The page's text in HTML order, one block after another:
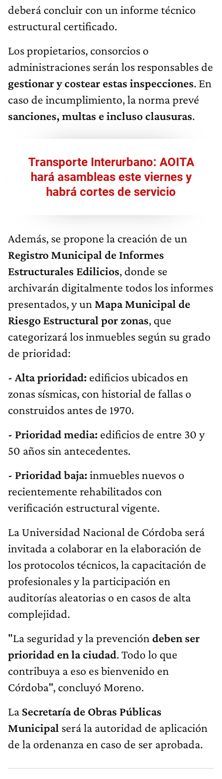
deberá concluir con un informe técnico
estructural certificado.
Los propietarios, consorcios o
administraciones serán los responsables de
gestionar y costear estas inspecciones. En
caso de incumplimiento, la norma prevé
sanciones, multas e incluso clausuras.
Transporte Interurbano: AOITA
hará asambleas este viernes y
habrá cortes de servicio
Además, se propone la creación de un
Registro Municipal de Informes
Estructurales Edilicios, donde se
archivarán digitalmente todos los informes
presentados, y un Mapa Municipal de
Riesgo Estructural por zonas, que
categorizará los inmuebles según su grado
de prioridad:
- Alta prioridad: edificios ubicados en
zonas sísmicas, con historial de fallas o
construidos antes de 1970.
- Prioridad media: edificios de entre 30 y
50 años sin antecedentes.
- Prioridad baja: inmuebles nuevos o
recientemente rehabilitados con
verificación estructural vigente.
La Universidad Nacional de Córdoba será
invitada a colaborar en la elaboración de
los protocolos técnicos, la capacitación de
profesionales y la participación en
auditorías aleatorias o en casos de alta
complejidad.
"La seguridad y la prevención deben ser
prioridad en la ciudad. Todo lo que
contribuya a eso es bienvenido en
Córdoba", concluyó Moreno.
La Secretaría de Obras Públicas
Municipal será la autoridad de aplicación
de la ordenanza en caso de ser aprobada.